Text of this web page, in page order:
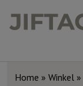
Home » Winkel »